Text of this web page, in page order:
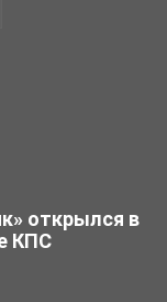
открылся в
КПС